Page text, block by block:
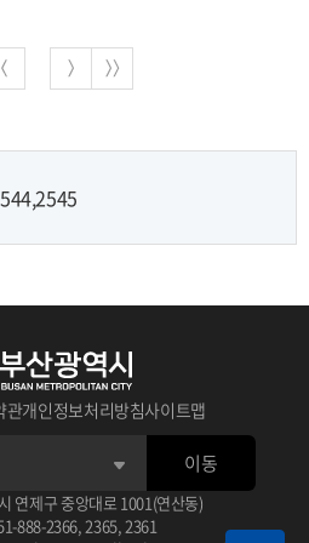
2545
관개인정보처리방침사이트맵
연제구 중앙대로 1001(연산동)
888-2366, 2365, 2361
이동